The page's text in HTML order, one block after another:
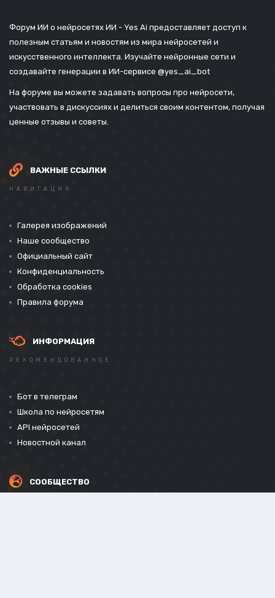
Форум ИИ о нейросетях ИИ - Yes Ai предоставляет доступ к
полезным статьям и новостям из мира нейросетей и
искусственного интеллекта. Изучайте нейронные сети и
создавайте генерации в ИИ-сервисе @yes_ai_bot
На форуме вы можете задавать вопросы про нейросети,
участвовать в дискуссиях и делиться своим контентом, получая
ценные отзывы и советы.
ВАЖНЫЕ ССЫЛКИ
НАВИГАЦИЯ
Галерея изображений
Наше сообщество
Официальный сайт
Конфиденциальность
Обработка cookies
Правила форума
ИНФОРМАЦИЯ
РЕКОМЕНДОВАННОЕ
Бот в телеграм
Школа по нейросетям
API нейросетей
Новостной канал
СООБЩЕСТВО